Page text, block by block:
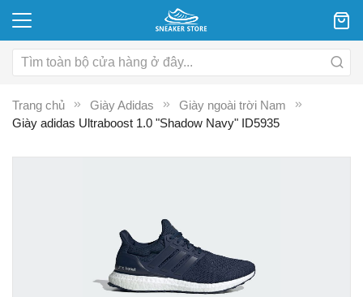
Trang chủ Giày Adidas
Giày ngoài trời Nam
Giày adidas Ultraboost 1.0 "Shadow Navy" ID5935